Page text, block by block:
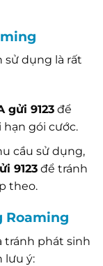
sử dụng là rất
gửi 9123để
gói cước.
cầu sử dụng,
9123để tránh
theo.
Roaming
tránh phát sinh
lưu ý: